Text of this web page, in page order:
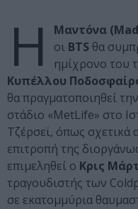
Η Μαντόνα
οι BTS θα
ημίχρονο του
Κυπέλλου
θα πραγματοποιηθεί
στάδιο «MetLife» στο
Τζέρσεϊ, όπως σχετικά
επιτροπή της
επιμεληθεί ο Κρις
τραγουδιστής των
σε εκατομμύρια